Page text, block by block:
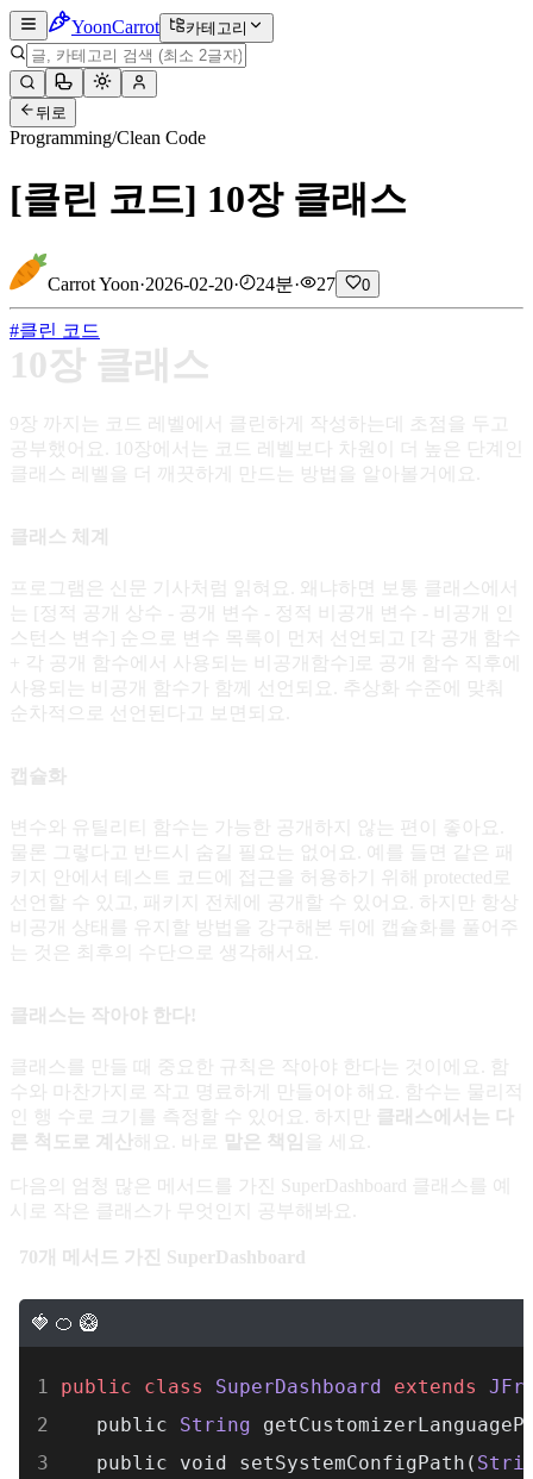
YoonCarrot 카테고리
뒤로
Programming/Clean Code
[클린 코드] 10장 클래스
Carrot Yoon·2026-02-20· 24분· 27 0
#클린 코드
10장 클래스
9장 까지는 코드 레벨에서 클린하게 작성하는데 초점을 두고
공부했어요. 10장에서는 코드 레벨보다 차원이 더 높은 단계인
클래스 레벨을 더 깨끗하게 만드는 방법을 알아볼거에요.
클래스 체계
프로그램은 신문 기사처럼 읽혀요. 왜냐하면 보통 클래스에서
는 [정적 공개 상수 - 공개 변수 - 정적 비공개 변수 - 비공개 인
스턴스 변수] 순으로 변수 목록이 먼저 선언되고 [각 공개 함수
+ 각 공개 함수에서 사용되는 비공개함수]로 공개 함수 직후에
사용되는 비공개 함수가 함께 선언되요. 추상화 수준에 맞춰
순차적으로 선언된다고 보면되요.
캡슐화
변수와 유틸리티 함수는 가능한 공개하지 않는 편이 좋아요.
물론 그렇다고 반드시 숨길 필요는 없어요. 예를 들면 같은 패
키지 안에서 테스트 코드에 접근을 허용하기 위해 protected로
선언할 수 있고, 패키지 전체에 공개할 수 있어요. 하지만 항상
비공개 상태를 유지할 방법을 강구해본 뒤에 캡슐화를 풀어주
는 것은 최후의 수단으로 생각해서요.
클래스는 작아야 한다!
클래스를 만들 때 중요한 규칙은 작아야 한다는 것이에요. 함
수와 마찬가지로 작고 명료하게 만들어야 해요. 함수는 물리적
인 행 수로 크기를 측정할 수 있어요. 하지만
클래스에서는 다
른 척도로 계산해요. 바로 맡은 책임 을 세요.
다음의 엄청 많은 메서드를 가진 SuperDashboard 클래스를 예
시로 작은 클래스가 무엇인지 공부해봐요.
70개 메서드 가진 SuperDashboard
public class SuperDashboard extends
   public
String
   public void setSystemConfigPath(